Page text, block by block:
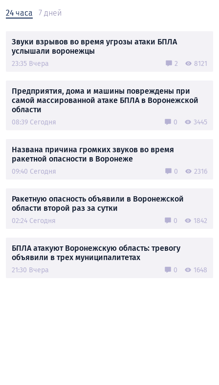
24 часа 7 дней
Звуки взрывов во время угрозы атаки БПЛА
услышали воронежцы
23:35 Вчера 2 8121
Предприятия, дома и машины повреждены при
самой массированной атаке БПЛА в Воронежской
области
08:39 Сегодня 0 3445
Названа причина громких звуков во время
ракетной опасности в Воронеже
09:40 Сегодня 0 2316
Ракетную опасность объявили в Воронежской
области второй раз за сутки
02:24 Сегодня 0 1842
БПЛА атакуют Воронежскую область: тревогу
объявили в трех муниципалитетах
21:30 Вчера 0 1648